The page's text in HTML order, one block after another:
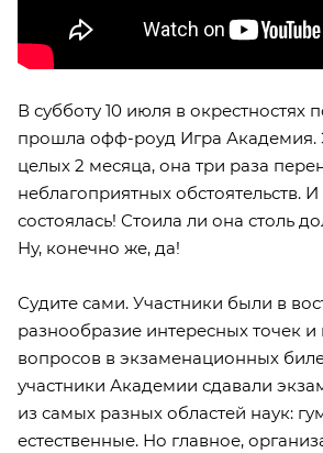
В субботу 10 июля в окрестностях
прошла офф-роуд Игра Академия.
целых 2 месяца, она три раза
неблагоприятных обстоятельств.
состоялась! Стоила ли она столь
Ну, конечно же, да!
Судите сами. Участники были в
разнообразие интересных точек и
вопросов в экзаменационных
участники Академии сдавали
из самых разных областей наук:
естественные. Но главное,